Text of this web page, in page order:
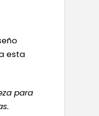
esta
para